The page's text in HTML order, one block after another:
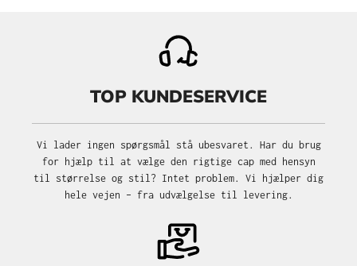
TOP KUNDESERVICE
Vi lader ingen spørgsmål stå ubesvaret. Har du brug
for hjælp til at vælge den rigtige cap med hensyn
til størrelse og stil? Intet problem. Vi hjælper dig
hele vejen – fra udvælgelse til levering.